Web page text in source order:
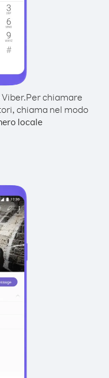
Per chiamare
chiama nel modo
locale